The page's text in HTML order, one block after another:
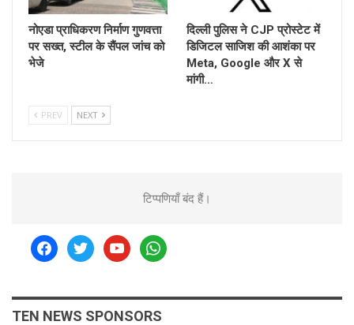
नोएडा प्राधिकरण निर्माण गुणवत्ता
पर सख्त, स्टील के सैंपल जांच को
भेजे
दिल्ली पुलिस ने CJP प्रोस्टेट में
डिजिटल साजिश की आशंका पर
Meta, Google और X से
मांगी…
PREV NEXT
टिप्पणियाँ बंद हैं।
facebooktwitteryoutubewhatsapp
TEN NEWS SPONSORS